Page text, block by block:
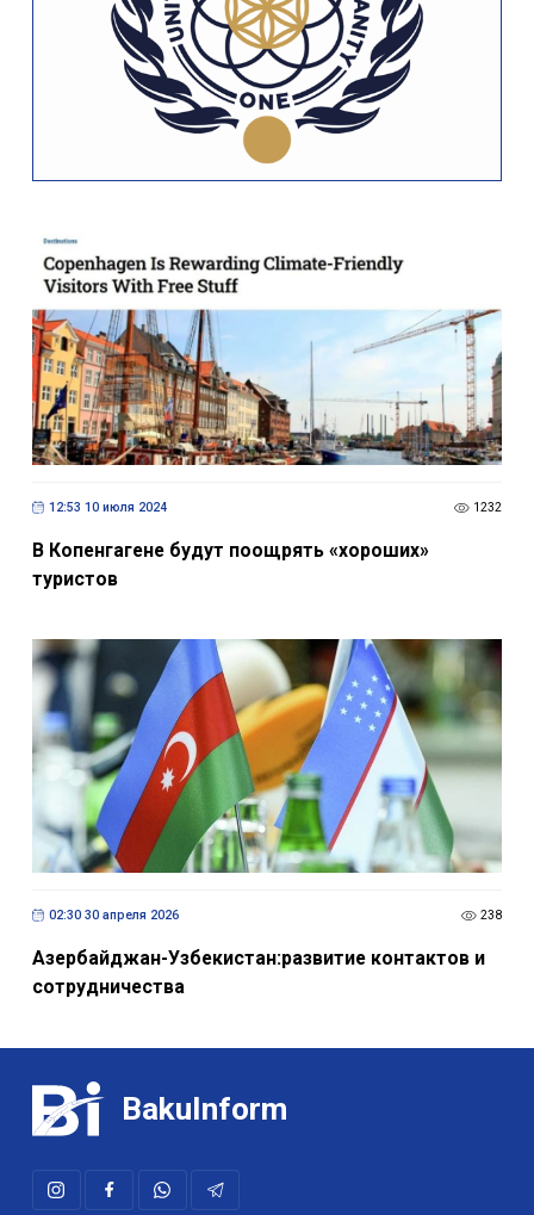
12:53 10 июля 2024 1232
В Копенгагене будут поощрять «хороших»
туристов
02:30 30 апреля 2026 238
Азербайджан-Узбекистан:развитие контактов и
сотрудничества
BakuInform